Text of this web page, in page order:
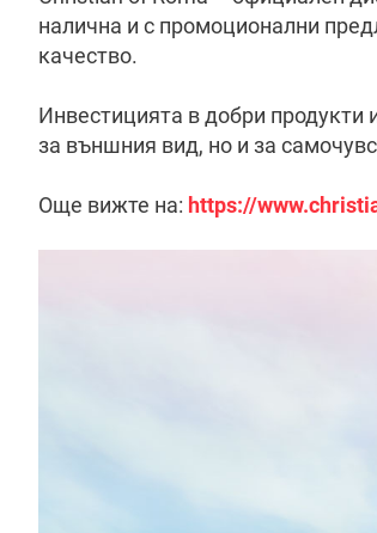
налична и с промоционални
качество.
Инвестицията в добри продукти
за външния вид, но и за
Още вижте на: https://